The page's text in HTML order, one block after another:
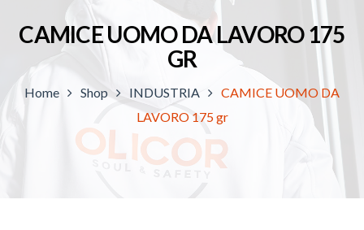
CAMICE UOMO DA LAVORO 175
GR
Home Shop INDUSTRIA
CAMICE UOMO DA
LAVORO 175 gr